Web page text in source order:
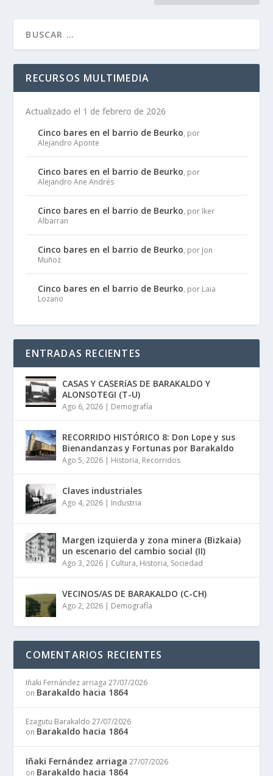
RECURSOS MULTIMEDIA
Actualizado el 1 de febrero de 2026
Cinco bares en el barrio de Beurko, por
Alejandro Aponte
Cinco bares en el barrio de Beurko, por
Alejandro Ane Andrés
Cinco bares en el barrio de Beurko, por Iker
Albarran
Cinco bares en el barrio de Beurko, por Jon
Muñoz
Cinco bares en el barrio de Beurko, por Laia
Lozano
ENTRADAS RECIENTES
CASAS Y CASERíAS DE BARAKALDO Y
ALONSOTEGI (T-U)
Ago 6, 2026 | Demografía
RECORRIDO HISTÓRICO 8: Don Lope y sus
Bienandanzas y Fortunas por Barakaldo
Ago 5, 2026 | Historia, Recorridos
Claves industriales
Ago 4, 2026 | Industria
Margen izquierda y zona minera (Bizkaia)
un escenario del cambio social (II)
Ago 3, 2026 | Cultura, Historia, Sociedad
VECINOS/AS DE BARAKALDO (C-CH)
Ago 2, 2026 | Demografía
COMENTARIOS RECIENTES
Iñaki Fernández arriaga 27/07/2026
on Barakaldo hacia 1864
Ezagutu Barakaldo 27/07/2026
on Barakaldo hacia 1864
Iñaki Fernández arriaga 27/07/2026
on Barakaldo hacia 1864